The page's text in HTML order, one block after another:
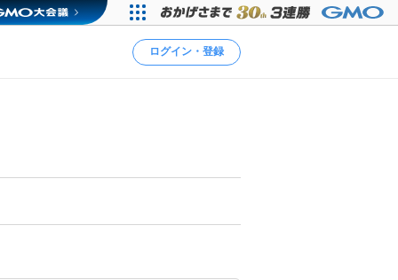
ログイン・登録